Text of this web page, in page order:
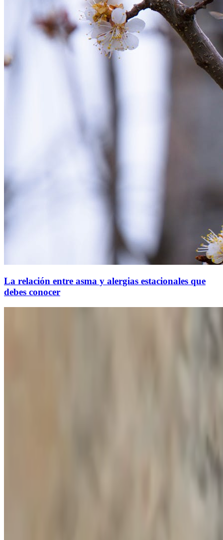
La relación entre asma y alergias estacionales que
debes conocer